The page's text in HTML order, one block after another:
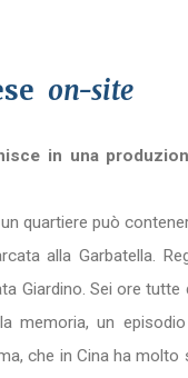
on-site
in una
quartiere può
alla Garbatella.
Giardino. Sei ore tutte
memoria, un
che in Cina ha